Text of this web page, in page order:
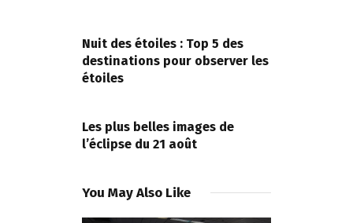
l’article
Nuit des étoiles : Top 5 des
destinations pour observer les
étoiles
Les plus belles images de
l’éclipse du 21 août
You May Also Like